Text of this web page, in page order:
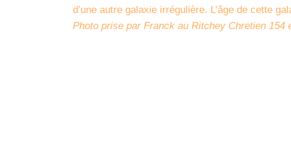
d’une autre galaxie irrégulière. L’âge de cette
Photo prise par Franck au Ritchey Chretien 154